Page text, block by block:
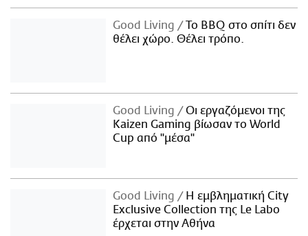
Good Living
Το BBQ στο σπίτι δεν
θέλει χώρο. Θέλει τρόπο.
Good Living
Οι εργαζόμενοι της
Kaizen Gaming βίωσαν το World
Cup από "μέσα"
Good Living
Η εμβληματική City
Exclusive Collection της Le Labo
έρχεται στην Αθήνα